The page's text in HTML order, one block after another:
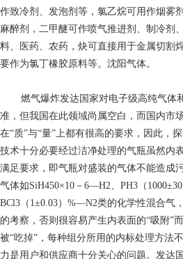
作致冷剂、发泡剂等，氯乙烷可用作烟雾
麻醉剂，二甲醚可作喷气推进剂、制冷剂
料、医药、农药，炔可直接用于金属切割
要作为氯丁橡胶原料等。沈阳气体。
燃气爆炸发达国家对电子级高纯气体
准，但我国在此领域尚属空白，而国内市
在“质”与“量”上都有很高的要求，因此，
技术十分必要经过洁净处理的气瓶虽然内
满足要求，即气瓶对盛装的气体不能造成
气体如SiH450×10－6—H2、PH3（
BCl3（1±0.03）%—N2类的化学性混合气
的考察，否则很容易产生内表面的“吸附”
被“吃掉”，每种组分所用的内标处理方法
力是用户和供应商十分关心的问题。发达